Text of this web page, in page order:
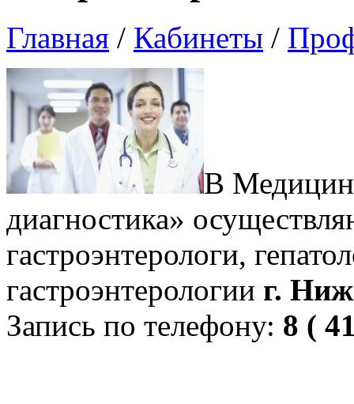
Главная / Кабинеты /
В
диагностика»
гастроэнтерологи,
гастроэнтерологии г.
Запись по телефону: 8 (